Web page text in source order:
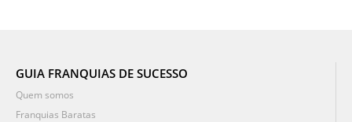
GUIA FRANQUIAS DE SUCESSO
Quem somos
Franquias Baratas